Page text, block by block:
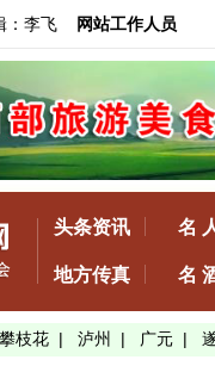
：李飞 网站工作人员
头条资讯 名
地方传真 名
攀枝花 | 泸州 | 广元 |